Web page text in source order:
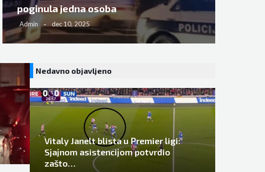
poginula jedna osoba
Admin dec 10, 2025
Nedavno objavljeno
Vitaly Janelt blista u Premier ligi:
Sjajnom asistencijom potvrdio
zašto…